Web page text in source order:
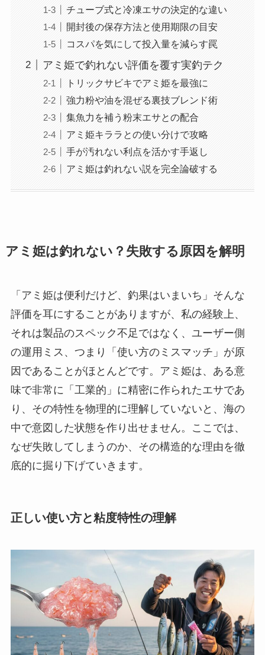
チューブ式と冷凍エサの決定的な違い
開封後の保存方法と使用期限の目安
コスパを気にして投入量を減らす罠
アミ姫で釣れない評価を覆す実釣テク
トリックサビキでアミ姫を最強に
強力粉や油を混ぜる裏技ブレンド術
集魚力を補う粉末エサとの配合
アミ姫キララとの使い分けで攻略
手が汚れない利点を活かす手返し
アミ姫は釣れない説を完全論破する
アミ姫は釣れない？失敗する原因を解明
「アミ姫は便利だけど、釣果はいまいち」そんな
評価を耳にすることがありますが、私の経験上、
それは製品のスペック不足ではなく、ユーザー側
の運用ミス、つまり「使い方のミスマッチ」が原
因であることがほとんどです。アミ姫は、ある意
味で非常に「工業的」に精密に作られたエサであ
り、その特性を物理的に理解していないと、海の
中で意図した状態を作り出せません。ここでは、
なぜ失敗してしまうのか、その構造的な理由を徹
底的に掘り下げていきます。
正しい使い方と粘度特性の理解